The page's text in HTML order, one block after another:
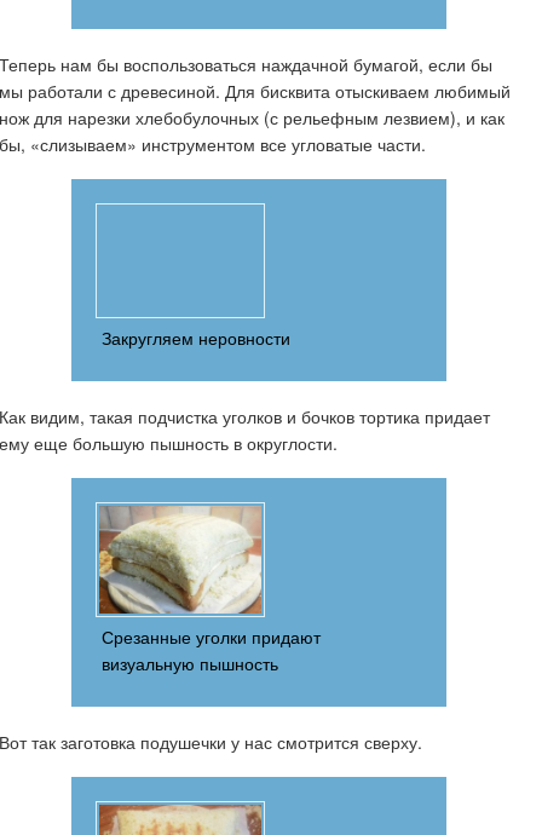
Теперь нам бы воспользоваться наждачной бумагой, если бы
мы работали с древесиной. Для бисквита отыскиваем любимый
нож для нарезки хлебобулочных (с рельефным лезвием), и как
бы, «слизываем» инструментом все угловатые части.
Закругляем неровности
Как видим, такая подчистка уголков и бочков тортика придает
ему еще большую пышность в округлости.
Срезанные уголки придают
визуальную пышность
Вот так заготовка подушечки у нас смотрится сверху.